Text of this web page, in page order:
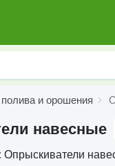
и орошения
навесные
Опрыскиватели